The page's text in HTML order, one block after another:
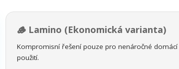
🪵 Lamino (Ekonomická varianta)
Kompromisní řešení pouze pro nenáročné domácí
použití.